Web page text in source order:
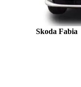
Skoda Fabia